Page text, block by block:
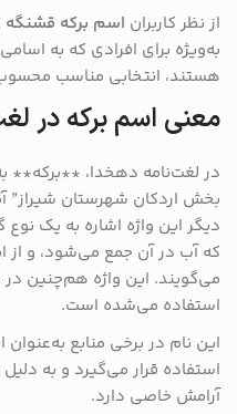
از نظر کاربران اسم برکه قشنگه
به‌ویژه برای افرادی که به
هستند، انتخابی مناسب
معنی اسم برکه در
در لغت‌نامه دهخدا، **برکه**
بخش اردکان شهرستان شیراز”
دیگر این واژه اشاره به یک
که آب در آن جمع می‌شود، و از
می‌گویند. این واژه هم‌چنین
استفاده می‌شده است.
این نام در برخی منابع
استفاده قرار می‌گیرد و به
آرامش خاصی دارد.